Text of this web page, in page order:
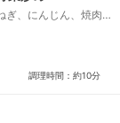
ぎ、にんじん、焼肉
調理時間：約10分